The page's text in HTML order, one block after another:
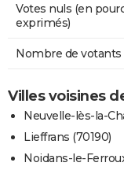
Votes nuls (en
exprimés)
Nombre de votants
Villes voisines
Neuvelle-lès-la-
Lieffrans (70190)
Noidans-le-